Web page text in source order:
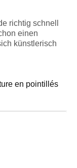
richtig schnell
einen
künstlerisch
en pointillés